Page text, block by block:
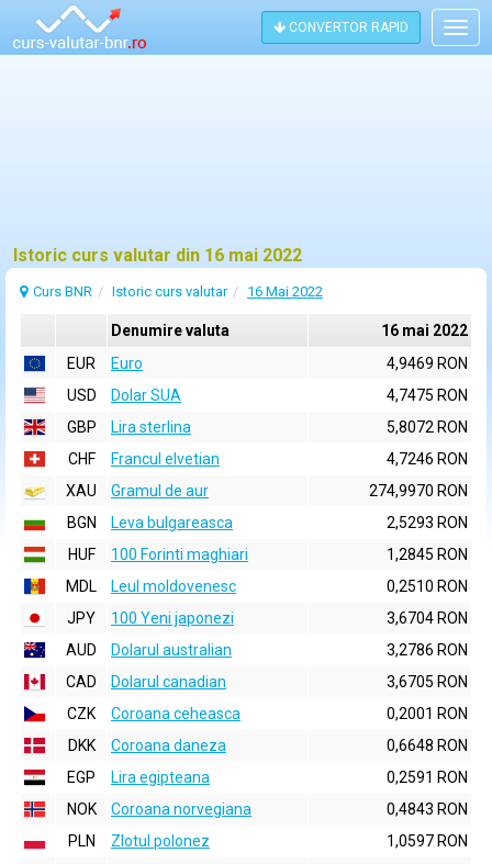
CONVERTOR RAPID
Istoric curs valutar din 16 mai 2022
Curs BNR Istoric curs valutar 16 Mai 2022
Denumire valuta
16 mai 2022
EUR
Euro
4,9469 RON
USD
Dolar SUA
4,7475 RON
GBP
Lira sterlina
5,8072 RON
CHF
Francul elvetian
4,7246 RON
XAU
Gramul de aur
274,9970 RON
BGN
Leva bulgareasca
2,5293 RON
HUF
100 Forinti maghiari
1,2845 RON
MDL
Leul moldovenesc
0,2510 RON
JPY
100 Yeni japonezi
3,6704 RON
AUD
Dolarul australian
3,2786 RON
CAD
Dolarul canadian
3,6705 RON
CZK
Coroana ceheasca
0,2001 RON
DKK
Coroana daneza
0,6648 RON
EGP
Lira egipteana
0,2591 RON
NOK
Coroana norvegiana
0,4843 RON
PLN
Zlotul polonez
1,0597 RON